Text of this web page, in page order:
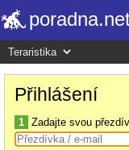
Přihlášení
1 Zadajte svou